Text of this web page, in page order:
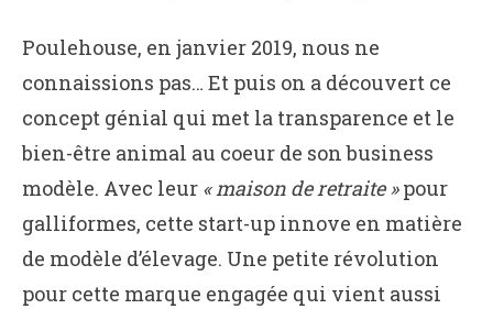
Poulehouse, en janvier 2019, nous ne
connaissions pas… Et puis on a découvert ce
concept génial qui met la transparence et le
bien-être animal au coeur de son business
modèle. Avec leur « maison de retraite »pour
galliformes, cette start-up innove en matière
de modèle d’élevage. Une petite révolution
pour cette marque engagée qui vient aussi